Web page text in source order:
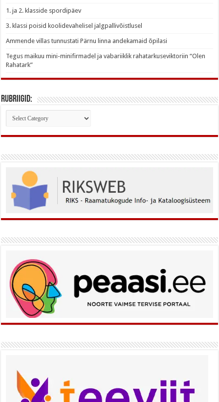
1. ja 2. klasside spordipäev
3. klassi poisid koolidevahelisel jalgpallivõistlusel
Ammende villas tunnustati Pärnu linna andekamaid õpilasi
Tegus maikuu mini-minifirmadel ja vabariiklik rahatarkuseviktoriin “Olen
Rahatark”
Rubriigid:
Rubriigid: